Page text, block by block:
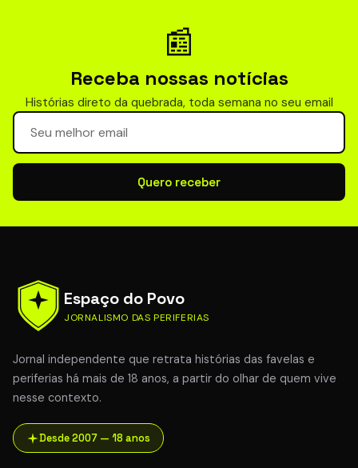
📰
Receba nossas notícias
Histórias direto da quebrada, toda semana no seu email
Seu email para newsletter
Quero receber
Espaço do Povo
JORNALISMO DAS PERIFERIAS
Jornal independente que retrata histórias das favelas e
periferias há mais de 18 anos, a partir do olhar de quem vive
nesse contexto.
Desde 2007 — 18 anos